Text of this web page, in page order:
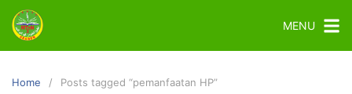
MENU
Home Posts tagged “pemanfaatan HP”